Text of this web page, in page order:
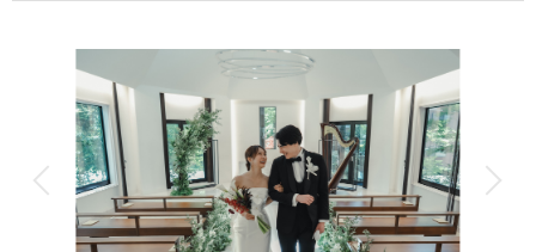
新婦衣装1着
着付け 小物一式
アルバム データ 100 カット 台紙付写真
衣装追加 会食 挙式
家族と撮影 家族用衣装レンタル ペットと撮影
その他含むもの